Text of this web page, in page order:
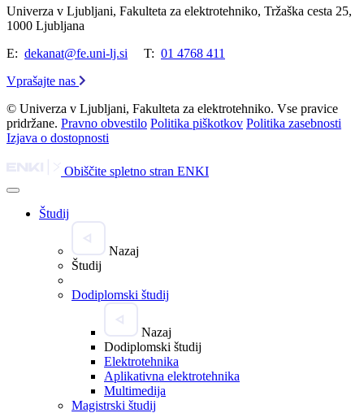
Univerza v Ljubljani, Fakulteta za elektrotehniko, Tržaška cesta 25,
1000 Ljubljana
E: dekanat@fe.uni-lj.si T: 01 4768 411
Vprašajte nas
© Univerza v Ljubljani, Fakulteta za elektrotehniko. Vse pravice
pridržane. Pravno obvestilo Politika piškotkov Politika zasebnosti
Izjava o dostopnosti
Obiščite spletno stran ENKI
Študij
Nazaj
Študij
Dodiplomski študij
Nazaj
Dodiplomski študij
Elektrotehnika
Aplikativna elektrotehnika
Multimedija
Magistrski študij